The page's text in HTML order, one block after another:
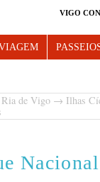
VIGO
Ria de Vigo → Ilhas